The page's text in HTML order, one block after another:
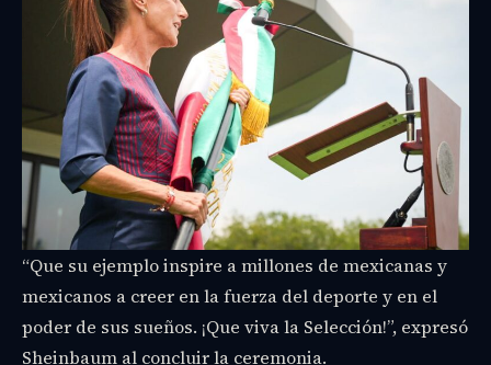
“Que su ejemplo inspire a millones de mexicanas y
mexicanos a creer en la fuerza del deporte y en el
poder de sus sueños. ¡Que viva la Selección!”, expresó
Sheinbaum al concluir la ceremonia.